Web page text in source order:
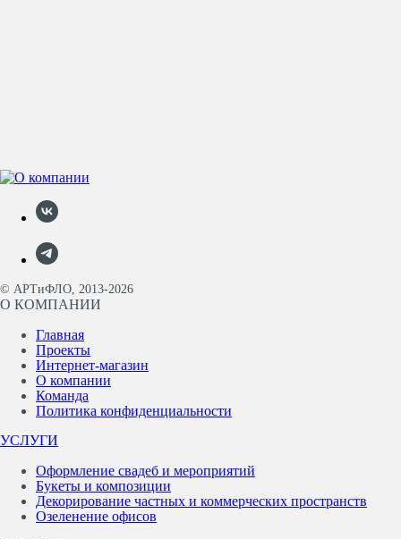
© АРТиФЛО, 2013-2026
О КОМПАНИИ
Главная
Проекты
Интернет-магазин
О компании
Команда
Политика конфиденциальности
УСЛУГИ
Оформление свадеб и мероприятий
Букеты и композиции
Декорирование частных и коммерческих пространств
Озеленение офисов